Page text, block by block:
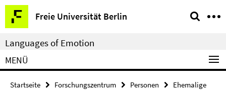
Springe
direkt
zu
Inhalt
Freie Universität Berlin
Service-
Navigation
Languages of Emotion
MENÜ
Startseite Forschungszentrum Personen
Ehemalige